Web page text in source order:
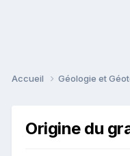
Accueil Géologie et
Origine du